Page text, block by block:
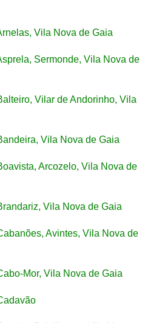
Vila Nova de Gaia
Sermonde, Vila Nova de
Vilar de Andorinho, Vila
Vila Nova de Gaia
Arcozelo, Vila Nova de
Vila Nova de Gaia
Avintes, Vila Nova de
Mor, Vila Nova de Gaia